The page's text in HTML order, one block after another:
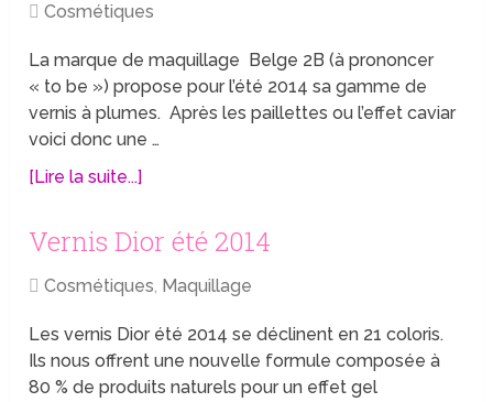
Cosmétiques
La marque de maquillage Belge 2B (à prononcer
« to be ») propose pour l’été 2014 sa gamme de
vernis à plumes. Après les paillettes ou l’effet caviar
voici donc une …
[Lire la suite...]
Vernis Dior été 2014
Cosmétiques, Maquillage
Les vernis Dior été 2014 se déclinent en 21 coloris.
Ils nous offrent une nouvelle formule composée à
80 % de produits naturels pour un effet gel